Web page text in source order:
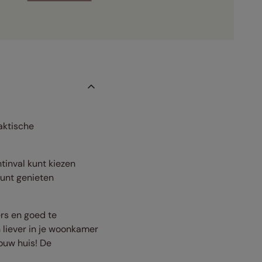
kunt kiezen
genieten
en goed te
in je woonkamer
huis! De